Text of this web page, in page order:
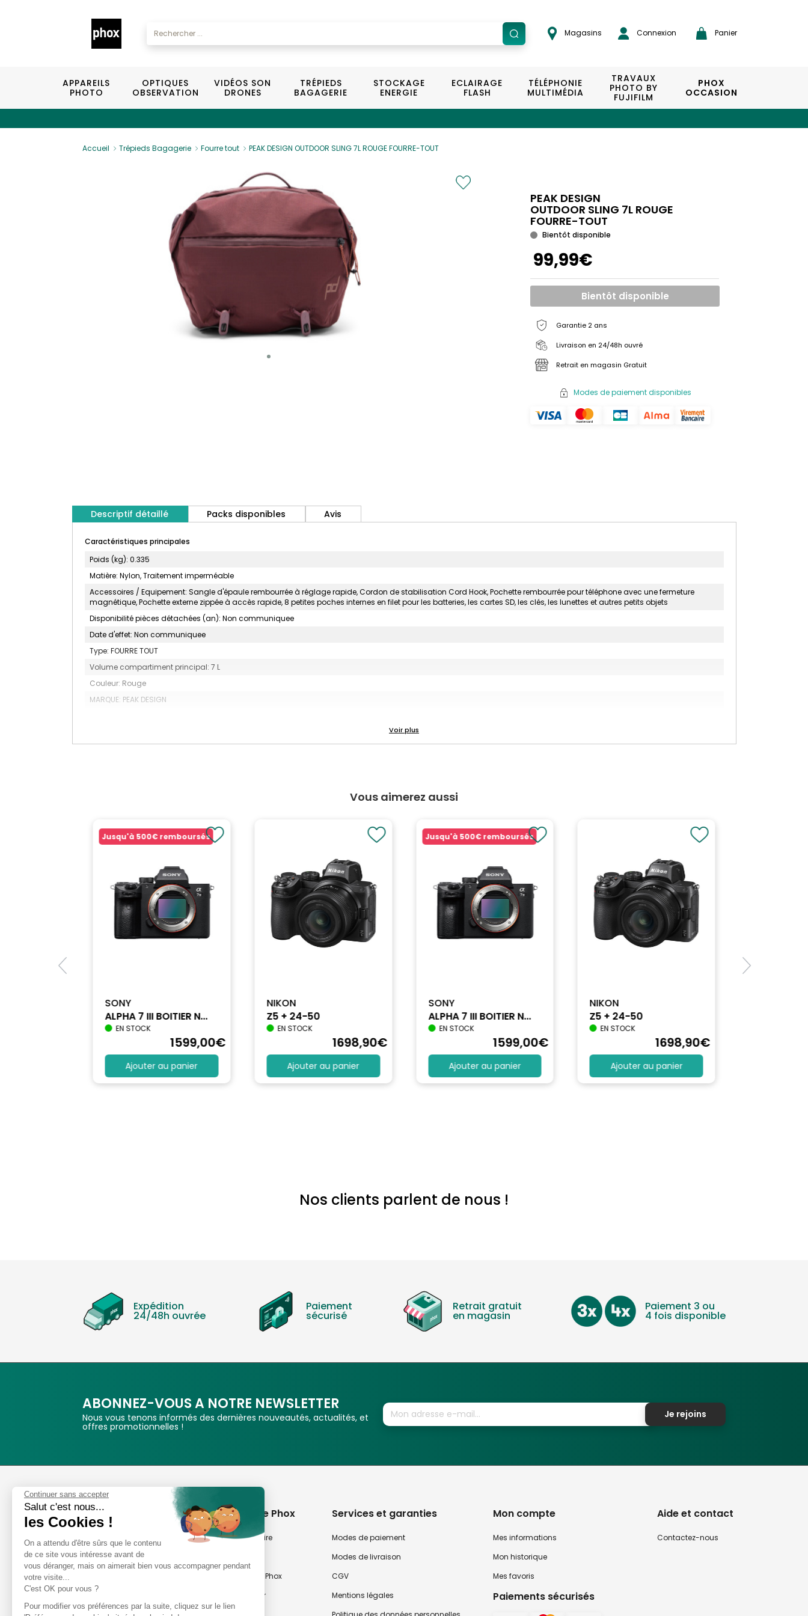
Magasins Connexion Panier
APPAREILS
PHOTO
OPTIQUES
OBSERVATION
VIDÉOS SON
DRONES
TRÉPIEDS
BAGAGERIE
STOCKAGE
ENERGIE
ECLAIRAGE
FLASH
TÉLÉPHONIE
MULTIMÉDIA
TRAVAUX
PHOTO BY
FUJIFILM
PHOX
OCCASION
Accueil Trépieds Bagagerie Fourre tout PEAK DESIGN OUTDOOR SLING 7L ROUGE FOURRE-TOUT
PEAK DESIGN
OUTDOOR SLING 7L ROUGE
FOURRE-TOUT
Bientôt disponible
99,99€
Bientôt disponible
Garantie 2 ans
Livraison en 24/48h ouvré
Retrait en magasin Gratuit
Modes de paiement disponibles
Descriptif détaillé Packs disponibles Avis
Caractéristiques principales
Poids (kg): 0.335
Matière: Nylon, Traitement imperméable
Accessoires / Equipement: Sangle d'épaule rembourrée à réglage rapide, Cordon de stabilisation Cord Hook, Pochette rembourrée pour téléphone avec une fermeture
magnétique, Pochette externe zippée à accès rapide, 8 petites poches internes en filet pour les batteries, les cartes SD, les clés, les lunettes et autres petits objets
Disponibilité pièces détachées (an): Non communiquee
Date d'effet: Non communiquee
Type: FOURRE TOUT
Volume compartiment principal: 7 L
Couleur: Rouge
MARQUE: PEAK DESIGN
Vous aimerez aussi
Jusqu'à 500€ remboursés
SONY
ALPHA 7 III BOITIER N...
EN STOCK
1599,00€
Ajouter au panier
NIKON
Z5 + 24-50
EN STOCK
1698,90€
Ajouter au panier
Jusqu'à 500€ remboursés
SONY
ALPHA 7 III BOITIER N...
EN STOCK
1599,00€
Ajouter au panier
NIKON
Z5 + 24-50
EN STOCK
1698,90€
Ajouter au panier
Nos clients parlent de nous !
Expédition
24/48h ouvrée
Paiement
sécurisé
Retrait gratuit
en magasin
Paiement 3 ou
4 fois disponible
ABONNEZ-VOUS A NOTRE NEWSLETTER
Nous vous tenons informés des dernières nouveautés, actualités, et
offres promotionnelles !
Je rejoins
Phox
Spécialiste de l'image
Suivez-nous
Avis clients
8,2/10 Avis vérifiés
A propos de Phox
Notre savoir-faire
Nos magasins Phox
Notre newsletter
Services et garanties
Modes de paiement
Modes de livraison
CGV
Mentions légales
Mon compte
Mes informations
Mon historique
Mes favoris
Paiements sécurisés
Aide et contact
Contactez-nous
Continuer sans accepter
Salut c'est nous...
les Cookies !
On a attendu d'être sûrs que le contenu
de ce site vous intéresse avant de
vous déranger, mais on aimerait bien vous accompagner pendant
votre visite...
C'est OK pour vous ?
Pour modifier vos préférences par la suite, cliquez sur le lien